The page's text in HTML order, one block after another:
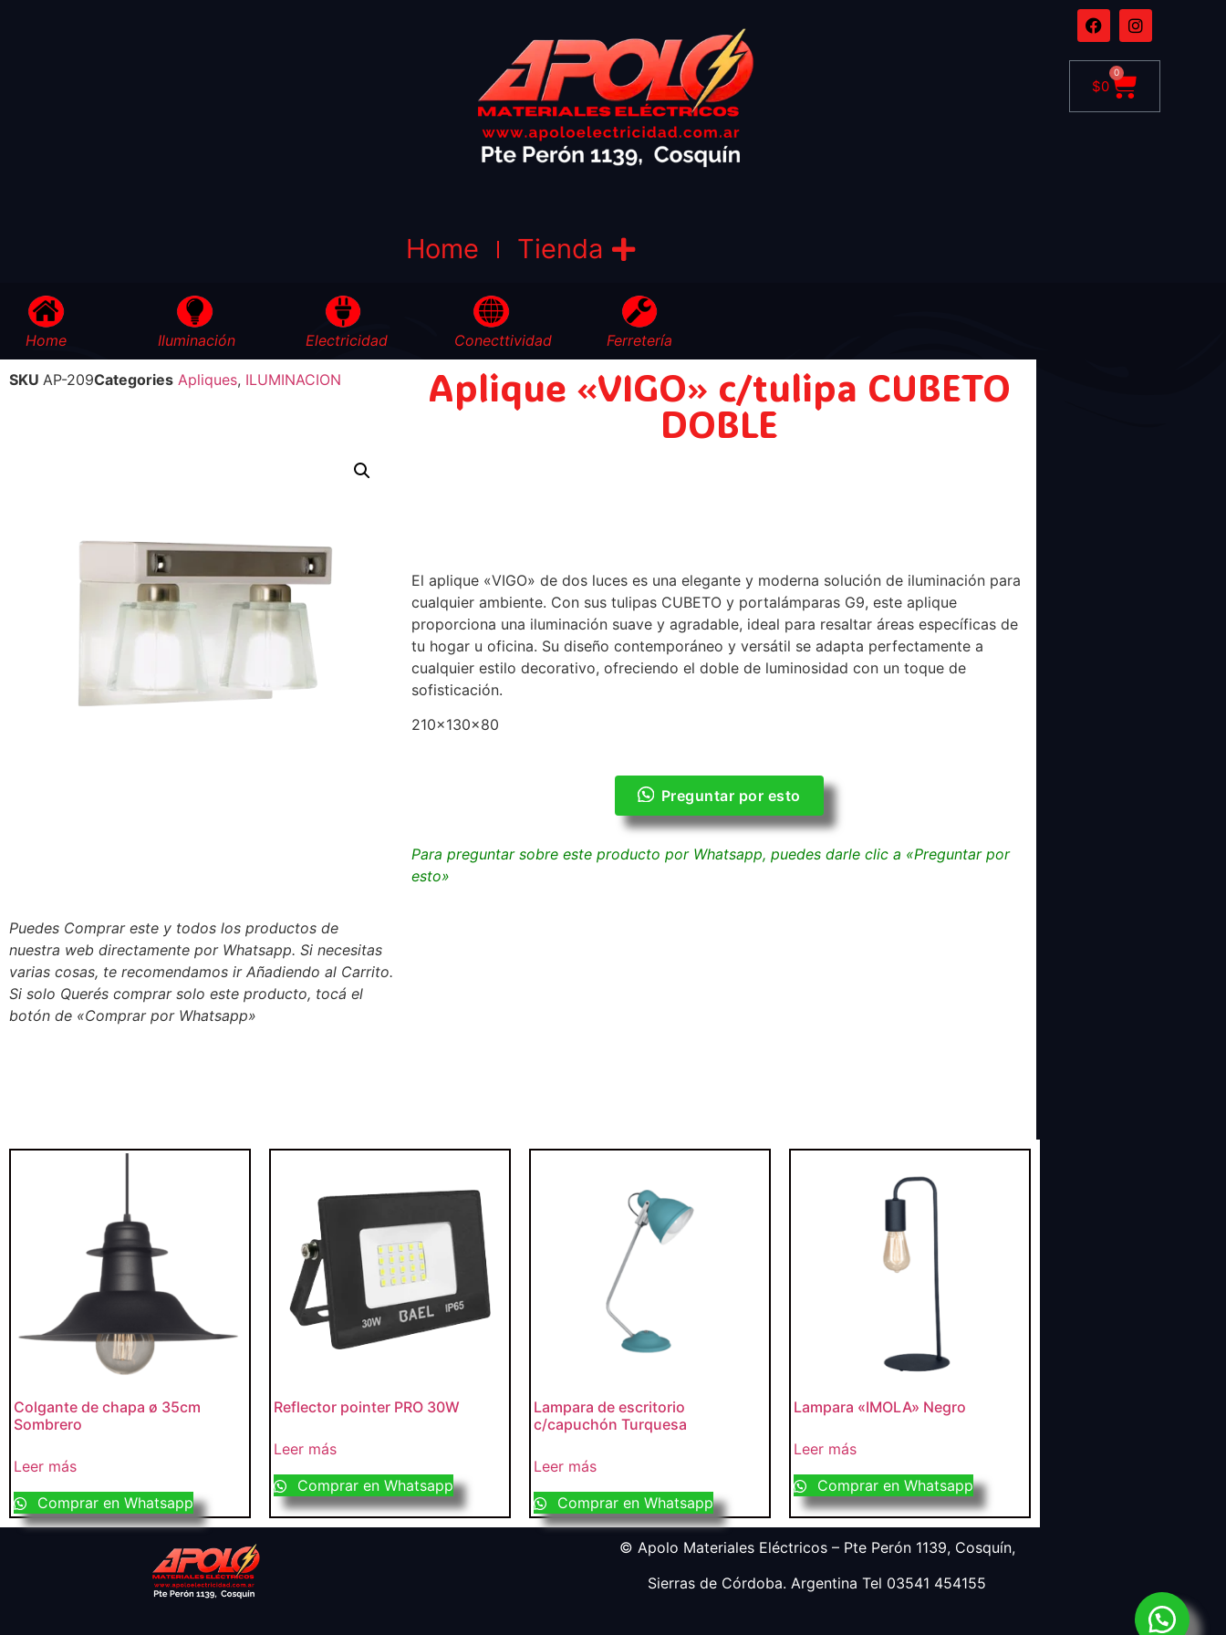
$0
0
Home Tienda
Home Iluminación Electricidad Conecttividad Ferretería
SKU AP-209Categories Apliques, ILUMINACION
Puedes Comprar este y todos los productos de
nuestra web directamente por Whatsapp. Si necesitas
varias cosas, te recomendamos ir Añadiendo al Carrito.
Si solo Querés comprar solo este producto, tocá el
botón de «Comprar por Whatsapp»
Aplique «VIGO» c/tulipa CUBETO
DOBLE
El aplique «VIGO» de dos luces es una elegante y moderna solución de iluminación para
cualquier ambiente. Con sus tulipas CUBETO y portalámparas G9, este aplique
proporciona una iluminación suave y agradable, ideal para resaltar áreas específicas de
tu hogar u oficina. Su diseño contemporáneo y versátil se adapta perfectamente a
cualquier estilo decorativo, ofreciendo el doble de luminosidad con un toque de
sofisticación.
210x130x80
Preguntar por esto
Para preguntar sobre este producto por Whatsapp, puedes darle clic a «Preguntar por
esto»
Colgante de chapa ø 35cm
Sombrero
Leer más
Comprar en Whatsapp
Reflector pointer PRO 30W
Leer más
Comprar en Whatsapp
Lampara de escritorio
c/capuchón Turquesa
Leer más
Comprar en Whatsapp
Lampara «IMOLA» Negro
Leer más
Comprar en Whatsapp
© Apolo Materiales Eléctricos – Pte Perón 1139, Cosquín,
Sierras de Córdoba. Argentina Tel 03541 454155